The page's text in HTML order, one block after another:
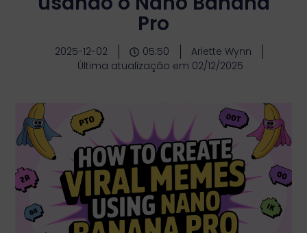
Pro
2025-12-02 05:50
Ariette Wynn
Última atualização em 02/12/2025